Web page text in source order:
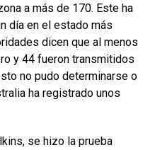
a más de 170. Este ha
día en el estado más
dicen que al menos
y 44 fueron transmitidos
no pudo determinarse o
ha registrado unos
se hizo la prueba